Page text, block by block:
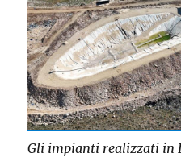
Gli impianti realizzati in